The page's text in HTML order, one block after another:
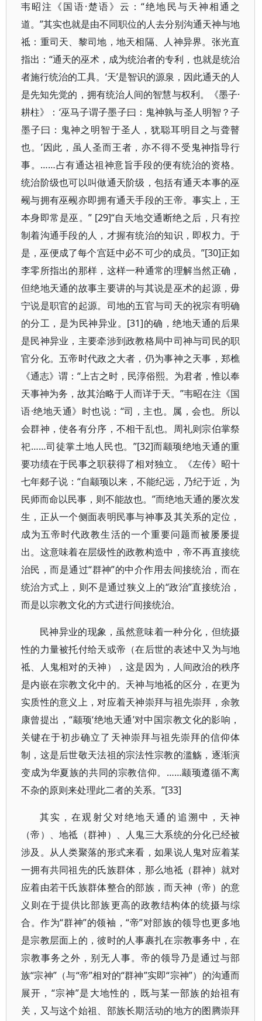
韦昭注《国语·楚语》云：“绝地民与天神相通之
道。”其实也就是由不同职位的人去分别沟通天神与地
祗：重司天、黎司地，地天相隔、人神异界。张光直
指出：“通天的巫术，成为统治者的专利，也就是统治
者施行统治的工具。‘天’是智识的源泉，因此通天的人
是先知先觉的，拥有统治人间的智慧与权利。《墨子·
耕柱》：‘巫马子谓子墨子曰：鬼神孰与圣人明智？子
墨子曰：鬼神之明智于圣人，犹聪耳明目之与聋瞽
也。’因此，虽人圣而王者，亦不得不受鬼神指导行
事。……占有通达祖神意旨手段的便有统治的资格。
统治阶级也可以叫做通天阶级，包括有通天本事的巫
觋与拥有巫觋亦即拥有通天手段的王帝。事实上，王
本身即常是巫。” [29]“自天地交通断绝之后，只有控
制着沟通手段的人，才握有统治的知识，即权力。于
是，巫便成了每个宫廷中必不可少的成员。”[30]正如
李零所指出的那样，这样一种通常的理解当然正确，
但绝地天通的故事主要讲的与其说是巫术的起源，毋
宁说是职官的起源。司地的五官与司天的祝宗有明确
的分工，是为民神异业。[31]的确，绝地天通的后果
是民神异业，主要牵涉到政教格局中司神与司民的职
官分化。五帝时代政之大者，仍为事神之天事，郑樵
《通志》谓：“上古之时，民淳俗熙。为君者，惟以奉
天事神为务，故其治略于人而详于天。”韦昭在注《国
语·绝地天通》时也说：“司，主也。属，会也。所以
会群神，使各有分序，不相干乱也。周礼则宗伯掌祭
祀……司徒掌土地人民也。”[32]而颛顼绝地天通的重
要功绩在于民事之职获得了相对独立。《左传》昭十
七年郯子说：“自颛顼以来，不能纪远，乃纪于近，为
民师而命以民事，则不能故也。”而绝地天通的屡次发
生，正从一个侧面表明民事与神事及其关系的定位，
成为五帝时代政教生活的一个重要问题而被屡屡提
出。这意味着在层级性的政教构造中，帝不再直接统
治民，而是通过“群神”的中介作用去间接统治，而在
统治方式上，则不是通过狭义上的“政治”直接统治，
而是以宗教文化的方式进行间接统治。
民神异业的现象，虽然意味着一种分化，但统摄
性的力量被托付给天或帝（在后世的表述中又为与地
祗、人鬼相对的天神），这是因为，人间政治的秩序
是内嵌在宗教文化中的。天神与地祗的区分，在更为
实质性的意义上，对应着天神崇拜与祖先崇拜，余敦
康曾提出，“颛顼‘绝地天通’对中国宗教文化的影响，
关键在于初步确立了天神崇拜与祖先崇拜的信仰体
制，这是后世敬天法祖的宗法性宗教的滥觞，逐渐演
变成为华夏族的共同的宗教信仰。……颛顼遵循不离
不杂的原则来处理此二者的关系。”[33]
其实，在观射父对绝地天通的追溯中，天神
（帝）、地祗（群神）、人鬼三大系统的分化已经被
涉及。从人类聚落的形式来看，如果说人鬼对应着某
一拥有共同祖先的氏族群体，那么地祗（群神）就对
应着由若干氏族群体整合的部族，而天神（帝）的意
义则在于提供比部族更高的政教结构体的统摄与综
合。作为“群神”的领袖，“帝”对部族的领导也更多地
是宗教层面上的，彼时的人事裹扎在宗教事务中，在
宗教事务之外，别无人事。帝的领导乃是通过与部
族“宗神”（与“帝”相对的“群神”实即“宗神”）的沟通而
展开，“宗神”是大地性的，既与某一部族的始祖有
关，又与这个始祖、部族长期活动的地方的图腾崇拜